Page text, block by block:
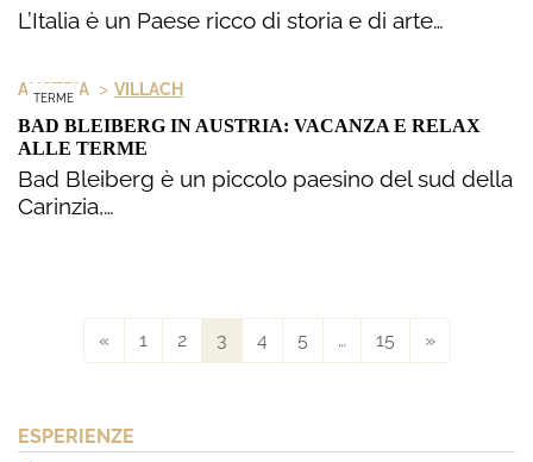
L’Italia è un Paese ricco di storia e di arte…
TERME
AUSTRIA > VILLACH
BAD BLEIBERG IN AUSTRIA: VACANZA E RELAX
ALLE TERME
Bad Bleiberg è un piccolo paesino del sud della
Carinzia,…
« 1 2 3 4 5 … 15 »
ESPERIENZE